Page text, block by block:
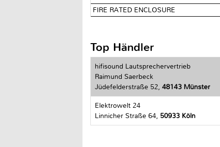
FIRE RATED ENCLOSURE
Top Händler
hifisound Lautsprechervertrieb
Raimund Saerbeck
Jüdefelderstraße 52, 48143 Münster
Elektrowelt 24
Linnicher Straße 64, 50933 Köln